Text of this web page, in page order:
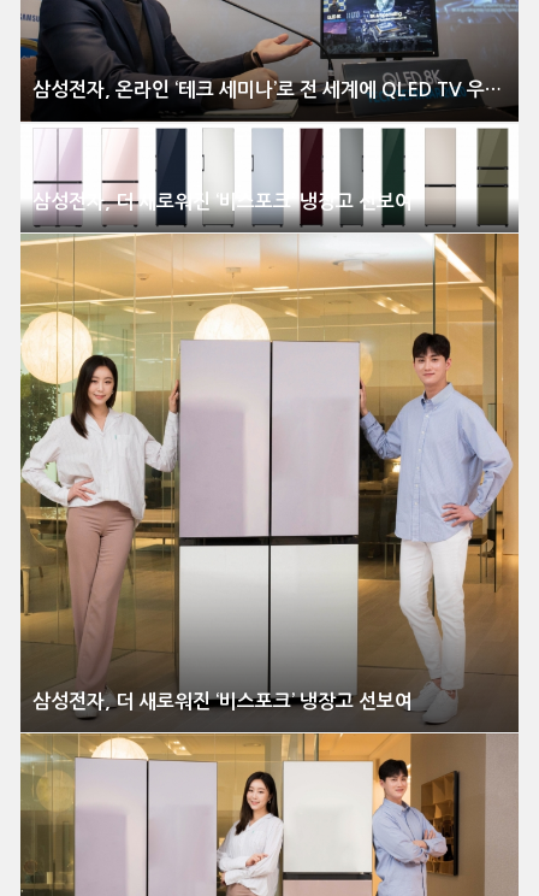
삼성전자, 온라인 ‘테크 세미나’로 전 세계에 QLED TV 우수성 알린다
삼성전자, 더 새로워진 ‘비스포크’ 냉장고 선보여
삼성전자, 더 새로워진 ‘비스포크’ 냉장고 선보여